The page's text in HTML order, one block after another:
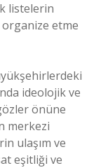
listelerin
etme
ideolojik ve
önüne
merkezi
ulaşım ve
eşitliği ve